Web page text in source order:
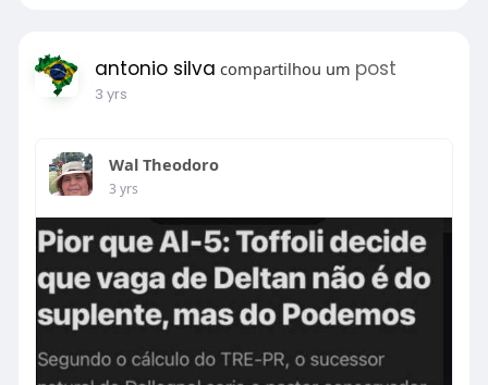
antonio silva compartilhou um post
3 yrs
Wal Theodoro
3 yrs